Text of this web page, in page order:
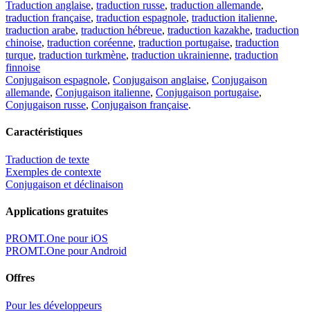
Traduction anglaise, traduction russe, traduction allemande,
traduction française, traduction espagnole, traduction italienne,
traduction arabe, traduction hébreue, traduction kazakhe, traduction
chinoise, traduction coréenne, traduction portugaise, traduction
turque, traduction turkmène, traduction ukrainienne, traduction
finnoise
Conjugaison espagnole, Conjugaison anglaise, Conjugaison
allemande, Conjugaison italienne, Conjugaison portugaise,
Conjugaison russe, Conjugaison française.
Caractéristiques
Traduction de texte
Exemples de contexte
Conjugaison et déclinaison
Applications gratuites
PROMT.One pour iOS
PROMT.One pour Android
Offres
Pour les développeurs